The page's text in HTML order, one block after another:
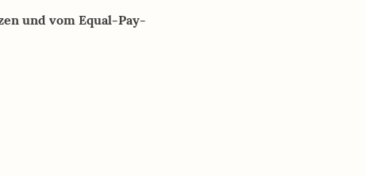
und vom Equal-Pay-